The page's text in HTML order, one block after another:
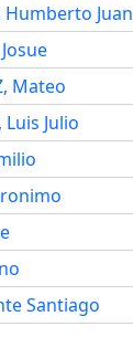
Humberto Juan
Mateo
Luis Julio
Santiago